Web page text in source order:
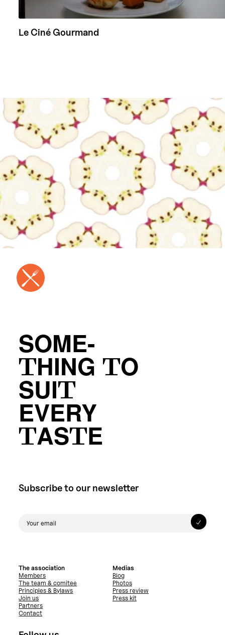
Le Ciné Gourmand
SOME-
THING TO
SUIT
EVERY
TASTE
Subscribe to our newsletter
The association
Members
The team & comitee
Principles & Bylaws
Join us
Partners
Contact
Medias
Blog
Photos
Press review
Press kit